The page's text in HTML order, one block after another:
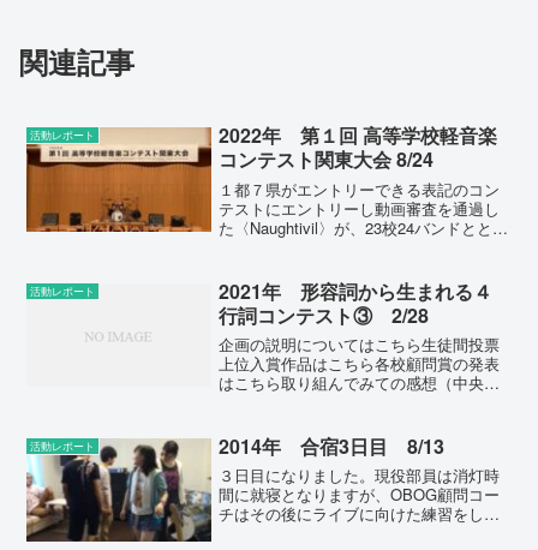
関連記事
活動レポート
2022年 第１回 高等学校軽音楽
コンテスト関東大会 8/24
１都７県がエントリーできる表記のコン
テストにエントリーし動画審査を通過し
た〈Naughtivil〉が、23校24バンドととも
イルはMUSICDAYSと同様。ただ、MC
が...
活動レポート
2021年 形容詞から生まれる４
行詞コンテスト③ 2/28
企画の説明についてはこちら生徒間投票
上位入賞作品はこちら各校顧問賞の発表
はこちら取り組んでみての感想（中央大
あればまたやりたい。思っていたより
も、ギャグ系で笑えるよ...
活動レポート 2014年 合宿3日目 8/13
３日目になりました。現役部員は消灯時
間に就寝となりますが、OBOG顧問コー
チはその後にライブに向けた練習をして